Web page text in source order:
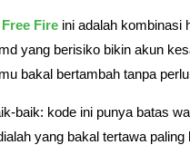
Free Fire ini adalah kombinasi
yang berisiko bikin akun
bakal bertambah tanpa
baik: kode ini punya batas
yang bakal tertawa paling